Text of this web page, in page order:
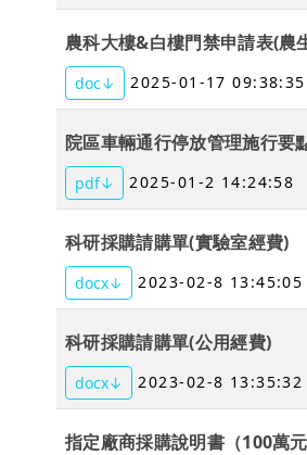
農科大樓&白樓門禁申請表(農
doc↓ 2025-01-17 09:38:35
院區車輛通行停放管理施行要
pdf↓ 2025-01-2 14:24:58
科研採購請購單(實驗室經費)
docx↓ 2023-02-8 13:45:05
科研採購請購單(公用經費)
docx↓ 2023-02-8 13:35:32
指定廠商採購說明書（100萬元